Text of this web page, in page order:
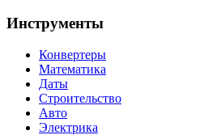
Инструменты
Конвертеры
Математика
Даты
Строительство
Авто
Электрика